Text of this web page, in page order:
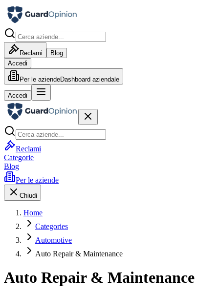
Reclami
Blog
Accedi
Per le aziendeDashboard aziendale
Accedi
Reclami
Categorie
Blog
Per le aziende
Chiudi
Home
Categories
Automotive
Auto Repair & Maintenance
Auto Repair & Maintenance